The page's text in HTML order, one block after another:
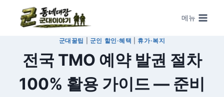
Skip to content
메뉴
군대꿀팁 군인 할인·혜택 휴가·복지
전국 TMO 예약 발권 절차
100% 활용 가이드 — 준비